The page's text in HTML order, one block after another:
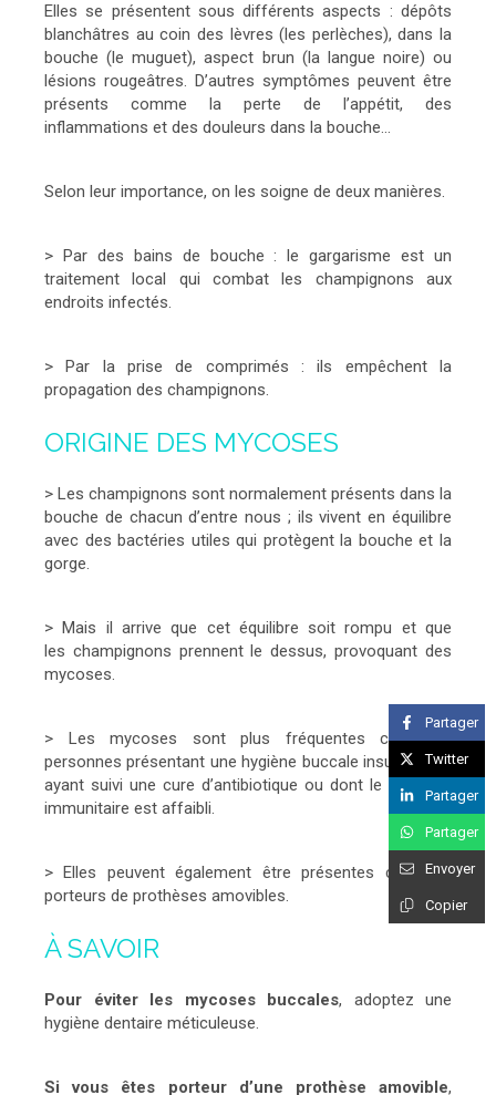
Elles se présentent sous différents aspects : dépôts
blanchâtres au coin des lèvres (les perlèches), dans la
bouche (le muguet), aspect brun (la langue noire) ou
lésions rougeâtres. D’autres symptômes peuvent être
présents comme la perte de l’appétit, des
inflammations et des douleurs dans la bouche...
Selon leur importance, on les soigne de deux manières.
> Par des bains de bouche : le gargarisme est un
traitement local qui combat les champignons aux
endroits infectés.
> Par la prise de comprimés : ils empêchent la
propagation des champignons.
ORIGINE DES MYCOSES
> Les champignons sont normalement présents dans la
bouche de chacun d’entre nous ; ils vivent en équilibre
avec des bactéries utiles qui protègent la bouche et la
gorge.
> Mais il arrive que cet équilibre soit rompu et que
les champignons prennent le dessus, provoquant des
mycoses.
> Les mycoses sont plus fréquentes chez les
personnes présentant une hygiène buccale insuffisante,
ayant suivi une cure d’antibiotique ou dont le système
immunitaire est affaibli.
> Elles peuvent également être présentes chez les
porteurs de prothèses amovibles.
À SAVOIR
Pour éviter les mycoses buccales, adoptez une
hygiène dentaire méticuleuse.
Si vous êtes porteur d’une prothèse amovible,
Partager
Twitter
Partager
Partager
Envoyer
Copier